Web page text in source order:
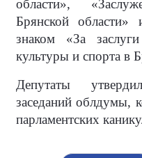
области»,
Брянской
знаком «За
культуры и спорта в
Депутаты
заседаний облдумы,
парламентских